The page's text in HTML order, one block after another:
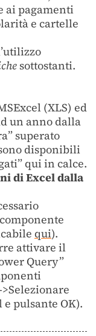
ai pagamenti
e cartelle
sottostanti.
(XLS) ed
un anno dalla
superato
disponibili
qui in calce.
di Excel dalla
qui).
attivare il
Query”
pulsante OK).